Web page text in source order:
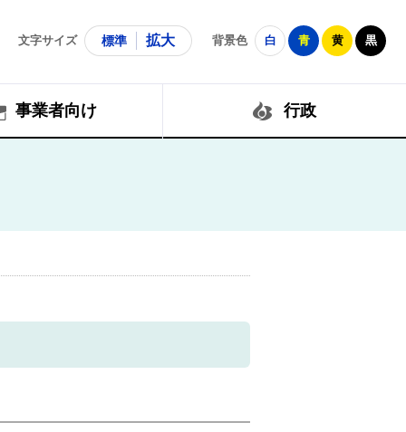
文字サイズ 標準 拡大 背景色 白 青 黄 黒
事業者向け 行政